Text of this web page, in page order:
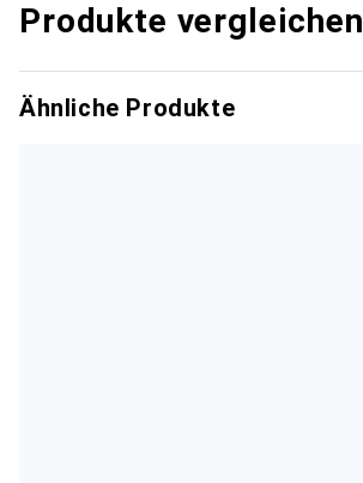
Produkte vergleichen
Ähnliche Produkte